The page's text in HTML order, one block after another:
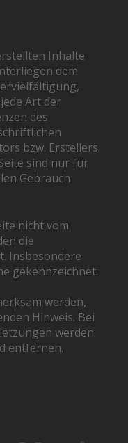
Inhalte
dem
Art der
des
bzw. Erstellers.
sind nur für
Gebrauch
nicht vom
die
Insbesondere
gekennzeichnet.
werden,
Hinweis. Bei
werden
entfernen.